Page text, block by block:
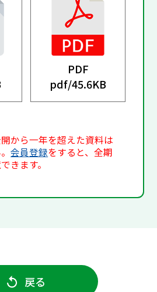
PDF
pdf/45.6KB
から一年を超えた資料は
会員登録をすると、全期
きます。
戻る